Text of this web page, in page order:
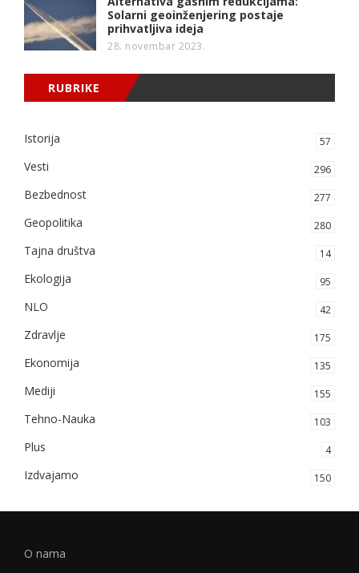
Solarni geoinženjering postaje
prihvatljiva ideja
28. novembar 2023.
RUBRIKE
Istorija 57
Vesti 296
Bezbednost 277
Geopolitika 280
Tajna društva 14
Ekologija 95
NLO 42
Zdravlje 175
Ekonomija 135
Mediji 155
Tehno-Nauka 103
Plus 4
Izdvajamo 150
O nama